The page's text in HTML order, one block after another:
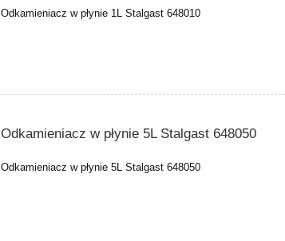
Odkamieniacz w płynie 1L Stalgast 648010
Odkamieniacz w płynie 5L Stalgast 648050
Odkamieniacz w płynie 5L Stalgast 648050